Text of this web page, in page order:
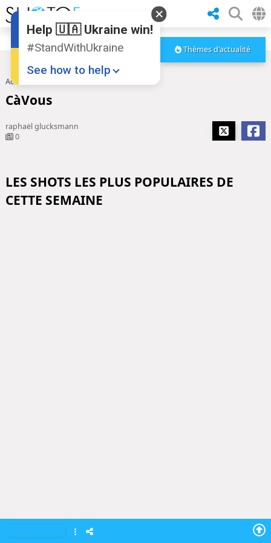
Thèmes d'actualité
Accueil
CàVous
raphaël glucksmann
0
LES SHOTS LES PLUS POPULAIRES DE
CETTE SEMAINE
Help 🇺🇦 Ukraine win!
#StandWithUkraine
See how to help
Donate
💸
Support Ukraine